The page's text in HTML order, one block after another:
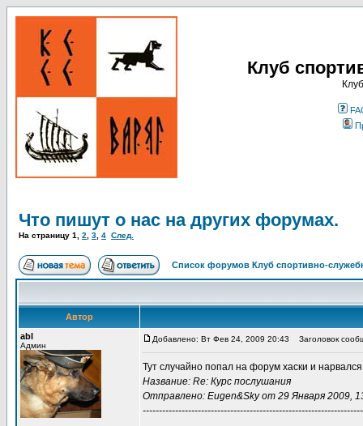
Клуб
Что пишут о нас на других форумах.
На страницу 1 2 3 4 След.
Список форумов Клуб спортивно-
Автор
abl
Админ
Добавлено: Вт Фев 24, 2009 20:43 Заголовок
Тут случайно попал на форум хаски и
Название: Re: Курс послушания
Отправлено: Eugen&Sky от 29 Января 2009,